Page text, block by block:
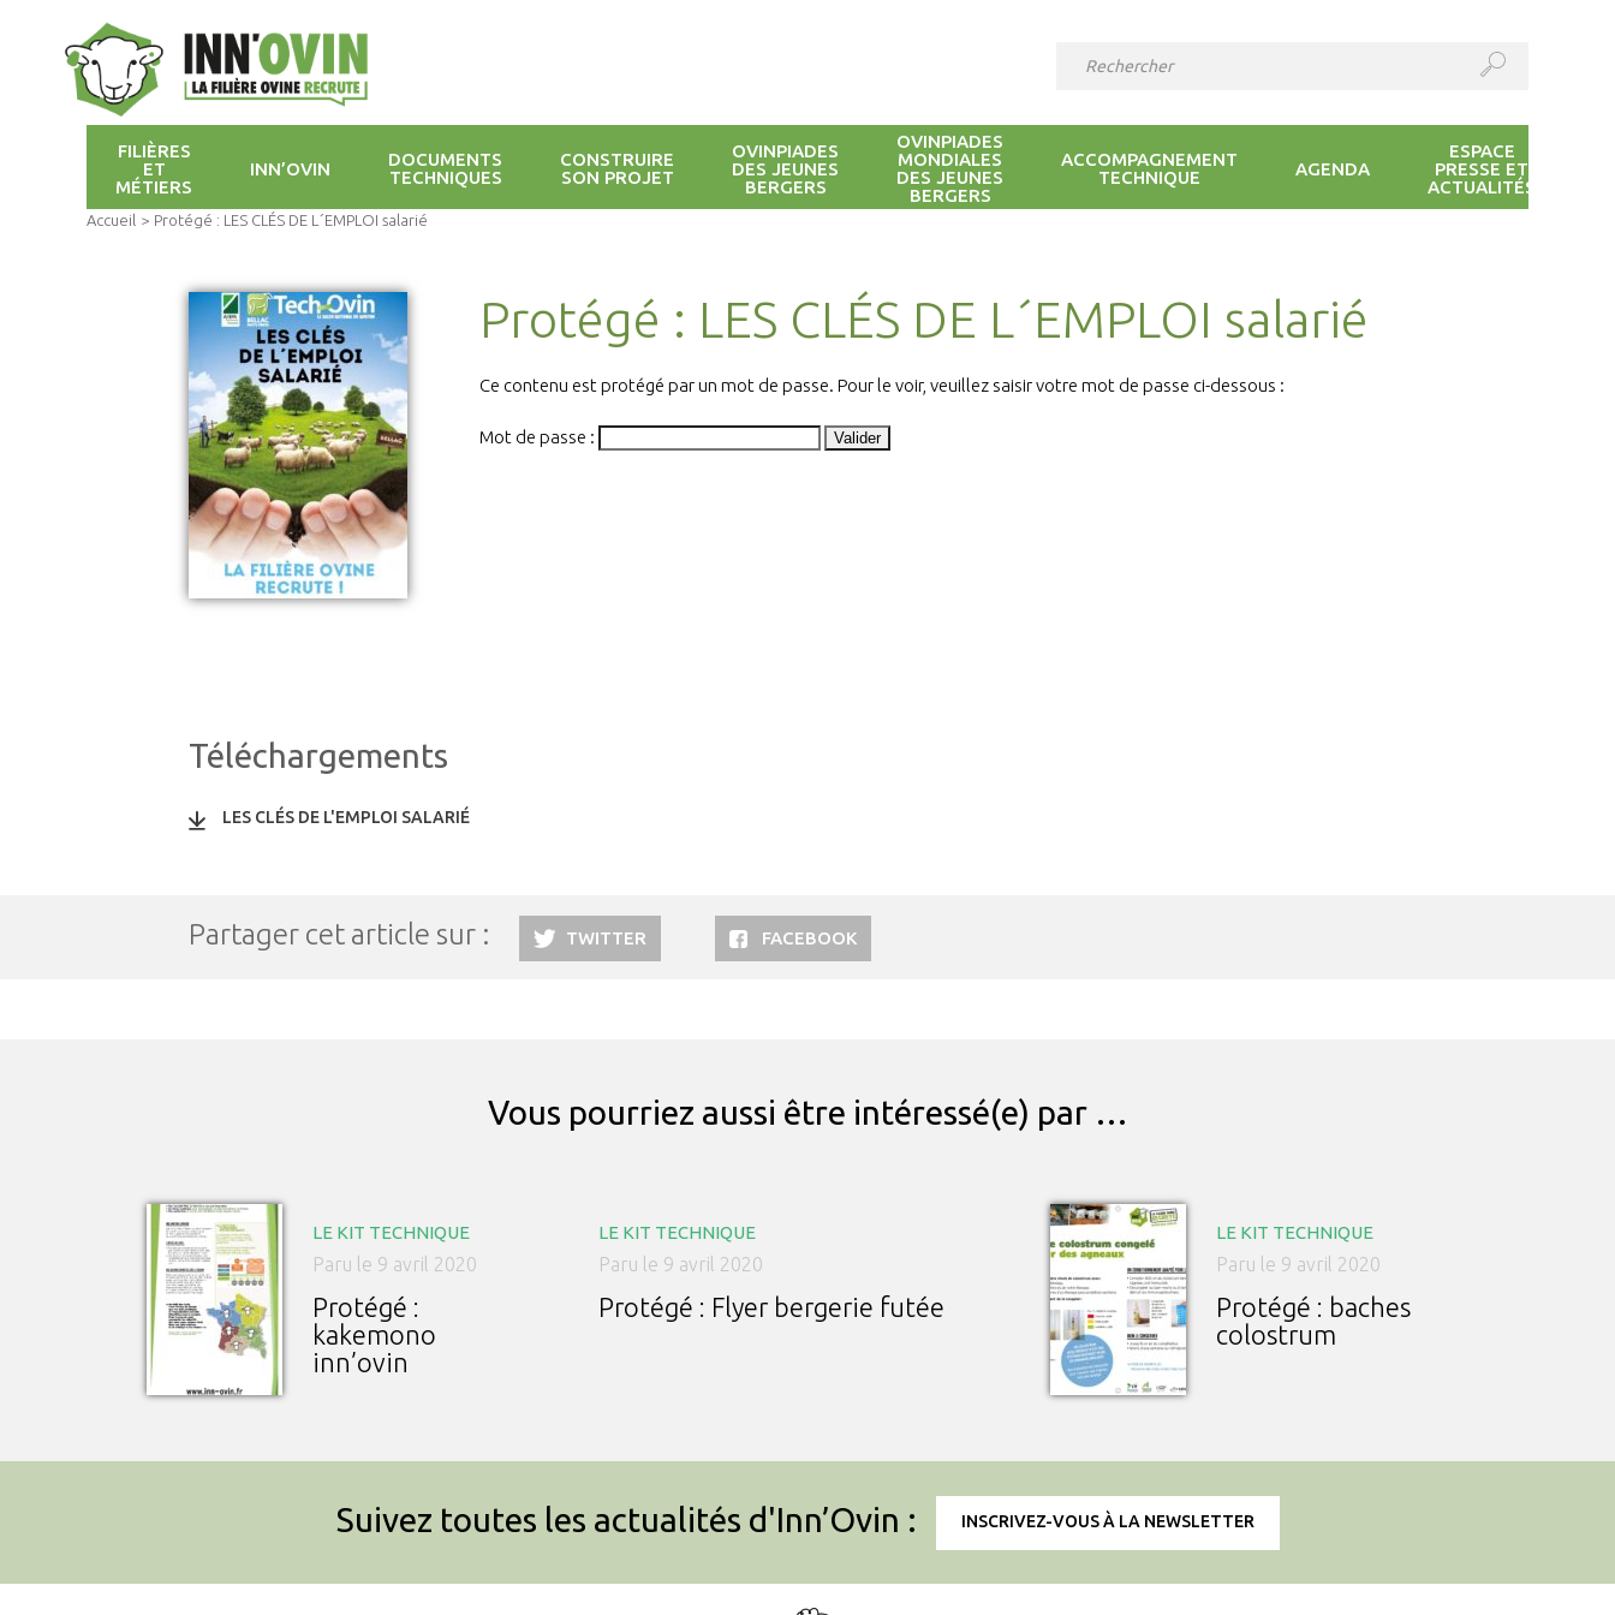
FILIÈRES
ET
MÉTIERS
INN’OVIN
DOCUMENTS
TECHNIQUES
CONSTRUIRE
SON PROJET
OVINPIADES
DES JEUNES
BERGERS
OVINPIADES
MONDIALES
DES JEUNES
BERGERS
ACCOMPAGNEMENT
TECHNIQUE
AGENDA
ESPACE
PRESSE ET
ACTUALITÉS
Accueil > Protégé : LES CLÉS DE L´EMPLOI salarié
Protégé : LES CLÉS DE L´EMPLOI salarié
Ce contenu est protégé par un mot de passe. Pour le voir, veuillez saisir votre mot de passe ci-dessous :
Mot de passe :
Téléchargements
LES CLÉS DE L'EMPLOI SALARIÉ
Partager cet article sur : TWITTER FACEBOOK
Vous pourriez aussi être intéressé(e) par …
LE KIT TECHNIQUE
Paru le 9 avril 2020
Protégé :
kakemono
inn’ovin
LE KIT TECHNIQUE
Paru le 9 avril 2020
Protégé : Flyer bergerie futée
LE KIT TECHNIQUE
Paru le 9 avril 2020
Protégé : baches
colostrum
Suivez toutes les actualités d'Inn’Ovin : INSCRIVEZ-VOUS À LA NEWSLETTER